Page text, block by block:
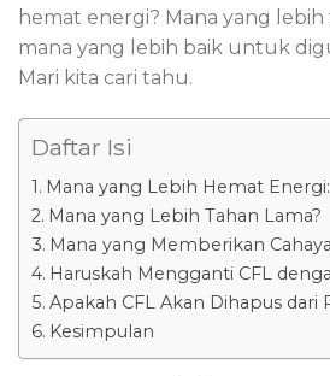
hemat energi? Mana yang lebih
mana yang lebih baik untuk
Mari kita cari tahu.
Daftar Isi
Mana yang Lebih Hemat
Mana yang Lebih Tahan Lama?
Mana yang Memberikan
Haruskah Mengganti CFL
Apakah CFL Akan Dihapus dari
Kesimpulan